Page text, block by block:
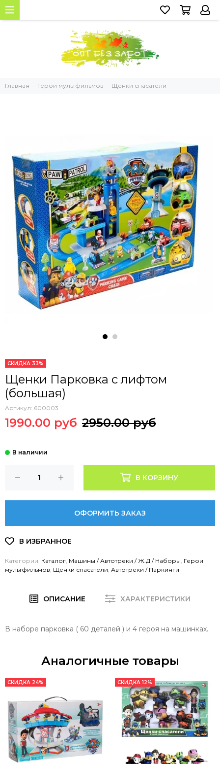
Главная Герои мультфильмов Щенки спасатели
СКИДКА 33%
Щенки Парковка с лифтом
(большая)
Артикул: 600003
1990.00 руб 2950.00 руб
В КОРЗИНУ
ОФОРМИТЬ ЗАКАЗ
Категории: Каталог Машины / Автотреки / Ж.Д / Наборы Герои
мультфильмов Щенки спасатели Автотреки / Паркинги
ОПИСАНИЕ ХАРАКТЕРИСТИКИ
В наборе парковка ( 60 деталей ) и 4 героя на машинках.
Аналогичные товары
СКИДКА 24% СКИДКА 12%